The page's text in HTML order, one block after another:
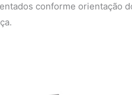
conforme orientação